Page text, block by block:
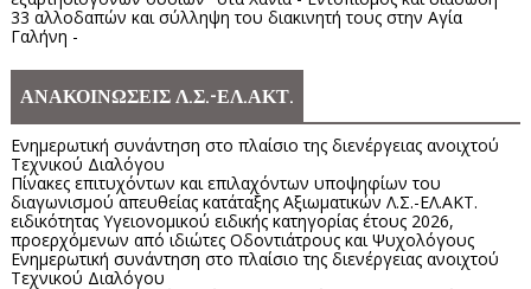
33 αλλοδαπών και σύλληψη του διακινητή τους στην Αγία
Γαλήνη -
ΑΝΑΚΟΙΝΩΣΕΙΣ Λ.Σ.-ΕΛ.ΑΚΤ.
Ενημερωτική συνάντηση στο πλαίσιο της διενέργειας ανοιχτού
Τεχνικού Διαλόγου
Πίνακες επιτυχόντων και επιλαχόντων υποψηφίων του
διαγωνισμού απευθείας κατάταξης Αξιωματικών Λ.Σ.-ΕΛ.ΑΚΤ.
ειδικότητας Υγειονομικού ειδικής κατηγορίας έτους 2026,
προερχόμενων από ιδιώτες Οδοντιάτρους και Ψυχολόγους
Ενημερωτική συνάντηση στο πλαίσιο της διενέργειας ανοιχτού
Τεχνικού Διαλόγου